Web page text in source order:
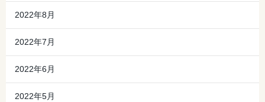
2022年8月
2022年7月
2022年6月
2022年5月